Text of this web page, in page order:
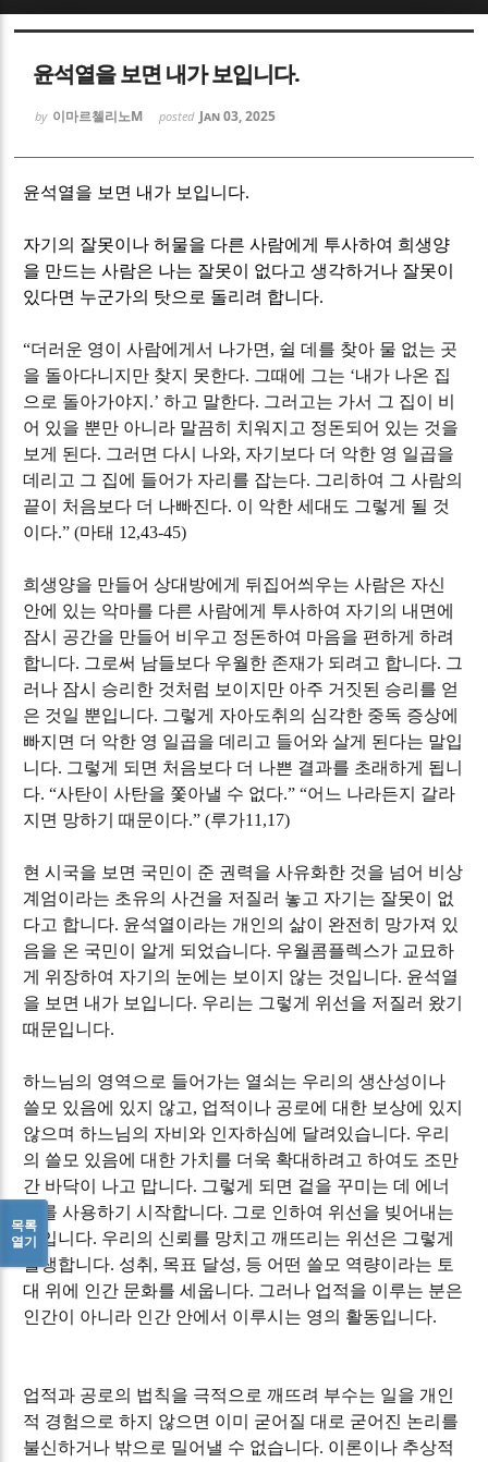
윤석열을 보면 내가 보입니다.
by 이마르첼리노M posted Jan 03, 2025
윤석열을 보면 내가 보입니다.
자기의 잘못이나 허물을 다른 사람에게 투사하여 희생양
을 만드는 사람은 나는 잘못이 없다고 생각하거나 잘못이
있다면 누군가의 탓으로 돌리려 합니다.
“더러운 영이 사람에게서 나가면 , 쉴 데를 찾아 물 없는 곳
을 돌아다니지만 찾지 못한다. 그때에 그는 ‘내가 나온 집
으로 돌아가야지 .’하고 말한다. 그러고는 가서 그 집이 비
어 있을 뿐만 아니라 말끔히 치워지고 정돈되어 있는 것을
보게 된다. 그러면 다시 나와, 자기보다 더 악한 영 일곱을
데리고 그 집에 들어가 자리를 잡는다. 그리하여 그 사람의
끝이 처음보다 더 나빠진다. 이 악한 세대도 그렇게 될 것
이다.” (마태 12,43-45)
희생양을 만들어 상대방에게 뒤집어씌우는 사람은 자신
안에 있는 악마를 다른 사람에게 투사하여 자기의 내면에
잠시 공간을 만들어 비우고 정돈하여 마음을 편하게 하려
합니다. 그로써 남들보다 우월한 존재가 되려고 합니다. 그
러나 잠시 승리한 것처럼 보이지만 아주 거짓된 승리를 얻
은 것일 뿐입니다. 그렇게 자아도취의 심각한 중독 증상에
빠지면 더 악한 영 일곱을 데리고 들어와 살게 된다는 말입
니다. 그렇게 되면 처음보다 더 나쁜 결과를 초래하게 됩니
다. “사탄이 사탄을 쫓아낼 수 없다.” “어느 나라든지 갈라
지면 망하기 때문이다.” (루가11,17)
현 시국을 보면 국민이 준 권력을 사유화한 것을 넘어 비상
계엄이라는 초유의 사건을 저질러 놓고 자기는 잘못이 없
다고 합니다. 윤석열이라는 개인의 삶이 완전히 망가져 있
음을 온 국민이 알게 되었습니다. 우월콤플렉스가 교묘하
게 위장하여 자기의 눈에는 보이지 않는 것입니다. 윤석열
을 보면 내가 보입니다. 우리는 그렇게 위선을 저질러 왔기
때문입니다.
하느님의 영역으로 들어가는 열쇠는 우리의 생산성이나
쓸모 있음에 있지 않고, 업적이나 공로에 대한 보상에 있지
않으며 하느님의 자비와 인자하심에 달려있습니다. 우리
의 쓸모 있음에 대한 가치를 더욱 확대하려고 하여도 조만
간 바닥이 나고 맙니다. 그렇게 되면 겉을 꾸미는 데 에너
지를 사용하기 시작합니다. 그로 인하여 위선을 빚어내는
것입니다. 우리의 신뢰를 망치고 깨뜨리는 위선은 그렇게
발생합니다. 성취 , 목표 달성, 등 어떤 쓸모 역량이라는 토
대 위에 인간 문화를 세웁니다. 그러나 업적을 이루는 분은
인간이 아니라 인간 안에서 이루시는 영의 활동입니다.
업적과 공로의 법칙을 극적으로 깨뜨려 부수는 일을 개인
적 경험으로 하지 않으면 이미 굳어질 대로 굳어진 논리를
불신하거나 밖으로 밀어낼 수 없습니다. 이론이나 추상적
목록
열기
Sketchbook5, 스케치북5
Sketchbook5, 스케치북5
Sketchbook5, 스케치북5
Sketchbook5, 스케치북5